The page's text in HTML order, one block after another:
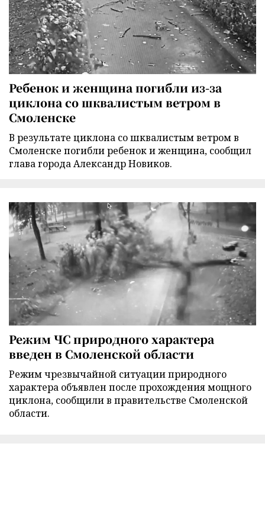
Ребенок и женщина погибли из-за
циклона со шквалистым ветром в
Смоленске
В результате циклона со шквалистым ветром в
Смоленске погибли ребенок и женщина, сообщил
глава города Александр Новиков.
Режим ЧС природного характера
введен в Смоленской области
Режим чрезвычайной ситуации природного
характера объявлен после прохождения мощного
циклона, сообщили в правительстве Смоленской
области.